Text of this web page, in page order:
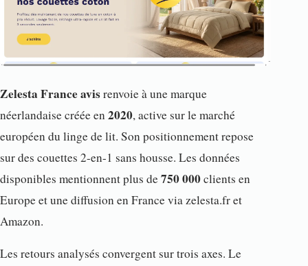
Zelesta France avisrenvoie à une marque
néerlandaise créée en2020, active sur le marché
européen du linge de lit. Son positionnement repose
sur des couettes 2-en-1 sans housse. Les données
disponibles mentionnent plus de750 000clients en
Europe et une diffusion en France via zelesta.fr et
Amazon.
Les retours analysés convergent sur trois axes. Le